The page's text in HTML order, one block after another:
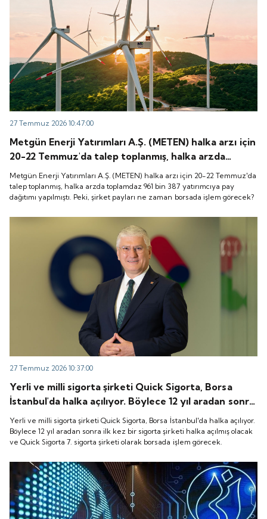
27 Temmuz 2026 10:47:00
Metgün Enerji Yatırımları A.Ş. (METEN) halka arzı için
20-22 Temmuz'da talep toplanmış, halka arzda
toplamdaz 961 bin 387 yatırımcıya pay dağıtımı
yapılmıştı. Peki, şirket payları ne zaman borsada
işlem görecek?
Metgün Enerji Yatırımları A.Ş. (METEN) halka arzı için 20-22 Temmuz'da
talep toplanmış, halka arzda toplamdaz 961 bin 387 yatırımcıya pay
dağıtımı yapılmıştı. Peki, şirket payları ne zaman borsada işlem görecek?
27 Temmuz 2026 10:37:00
Yerli ve milli sigorta şirketi Quick Sigorta, Borsa
İstanbul'da halka açılıyor. Böylece 12 yıl aradan sonra
ilk kez bir sigorta şirketi halka açılmış olacak ve
Quick Sigorta 7. sigorta şirketi olarak borsada işlem
görecek.
Yerli ve milli sigorta şirketi Quick Sigorta, Borsa İstanbul'da halka açılıyor.
Böylece 12 yıl aradan sonra ilk kez bir sigorta şirketi halka açılmış olacak
ve Quick Sigorta 7. sigorta şirketi olarak borsada işlem görecek.